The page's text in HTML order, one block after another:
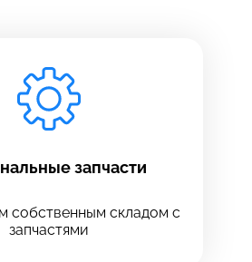
запчасти
собственным складом с
запчастями
Отправить
договора